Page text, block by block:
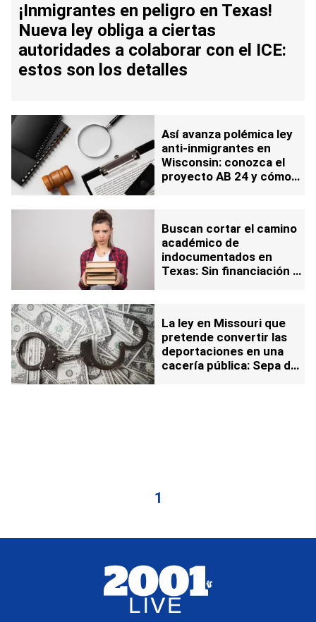
¡Inmigrantes en peligro en Texas!
Nueva ley obliga a ciertas
autoridades a colaborar con el ICE:
estos son los detalles
Así avanza polémica ley
anti-inmigrantes en
Wisconsin: conozca el
proyecto AB 24 y cómo
Buscan cortar el camino
académico de
indocumentados en
Texas: Sin financiación y
La ley en Missouri que
pretende convertir las
deportaciones en una
cacería pública: Sepa de
1